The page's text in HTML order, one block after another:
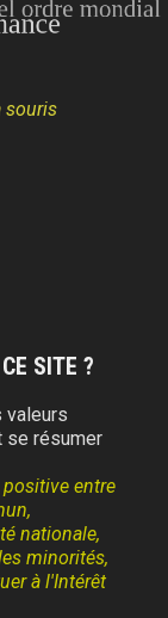
souris
SITE ?
valeurs
se résumer
positive entre
nationale,
minorités,
à l'Intérêt